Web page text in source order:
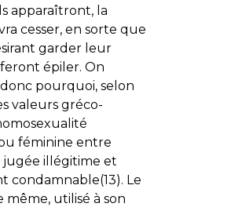
apparaîtront, la
cesser, en sorte que
garder leur
épiler. On
pourquoi, selon
valeurs gréco-
féminine entre
jugée illégitime et
condamnable(13). Le
même, utilisé à son